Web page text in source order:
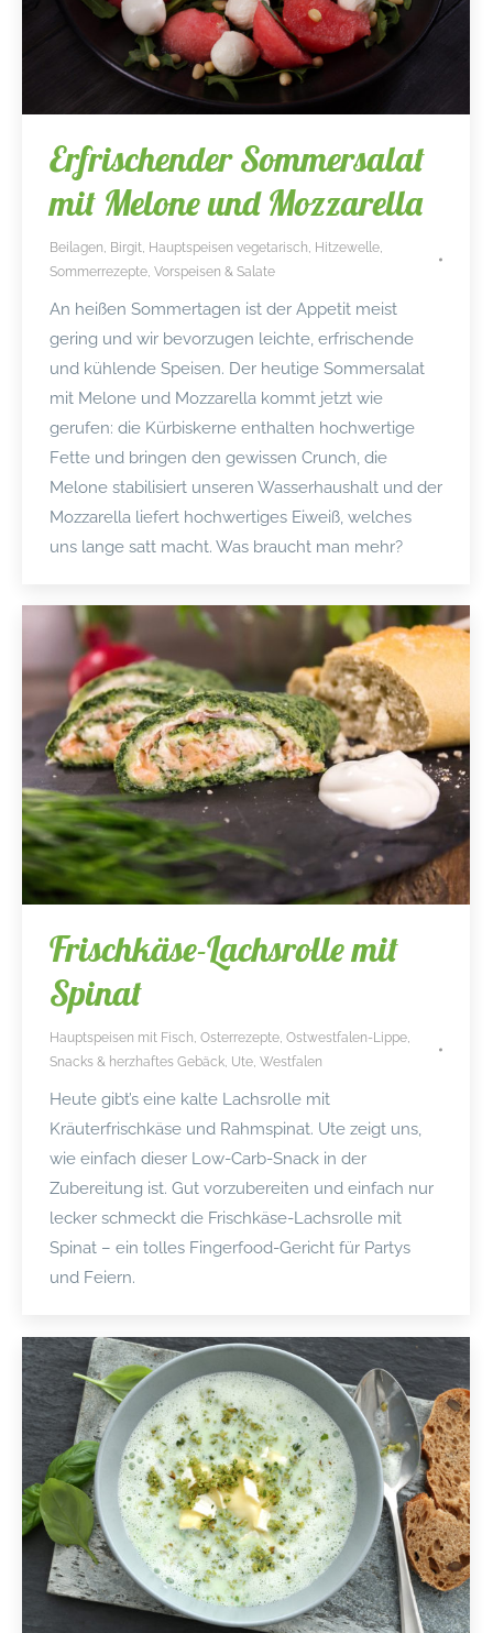
Erfrischender Sommersalat
mit Melone und Mozzarella
Beilagen Birgit Hauptspeisen vegetarisch Hitzewelle
Sommerrezepte Vorspeisen & Salate
An heißen Sommertagen ist der Appetit meist
gering und wir bevorzugen leichte, erfrischende
und kühlende Speisen. Der heutige Sommersalat
mit Melone und Mozzarella kommt jetzt wie
gerufen: die Kürbiskerne enthalten hochwertige
Fette und bringen den gewissen Crunch, die
Melone stabilisiert unseren Wasserhaushalt und der
Mozzarella liefert hochwertiges Eiweiß, welches
uns lange satt macht. Was braucht man mehr?
Frischkäse-Lachsrolle mit
Spinat
Hauptspeisen mit Fisch Osterrezepte Ostwestfalen-Lippe
Snacks & herzhaftes Gebäck Ute Westfalen
Heute gibt’s eine kalte Lachsrolle mit
Kräuterfrischkäse und Rahmspinat. Ute zeigt uns,
wie einfach dieser Low-Carb-Snack in der
Zubereitung ist. Gut vorzubereiten und einfach nur
lecker schmeckt die Frischkäse-Lachsrolle mit
Spinat – ein tolles Fingerfood-Gericht für Partys
und Feiern.